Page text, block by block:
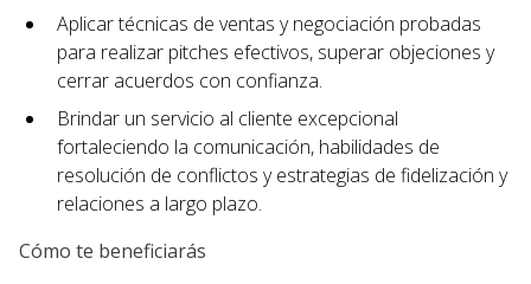
Aplicar técnicas de ventas y negociación probadas
para realizar pitches efectivos, superar objeciones y
cerrar acuerdos con confianza.
Brindar un servicio al cliente excepcional
fortaleciendo la comunicación, habilidades de
resolución de conflictos y estrategias de fidelización y
relaciones a largo plazo.
Cómo te beneficiarás